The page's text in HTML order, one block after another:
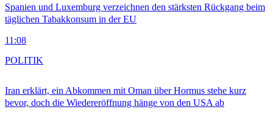
Spanien und Luxemburg verzeichnen den stärksten Rückgang beim
täglichen Tabakkonsum in der EU
11:08
Iran erklärt, ein Abkommen mit Oman über Hormus stehe kurz
bevor, doch die Wiedereröffnung hänge von den USA ab
POLITIK